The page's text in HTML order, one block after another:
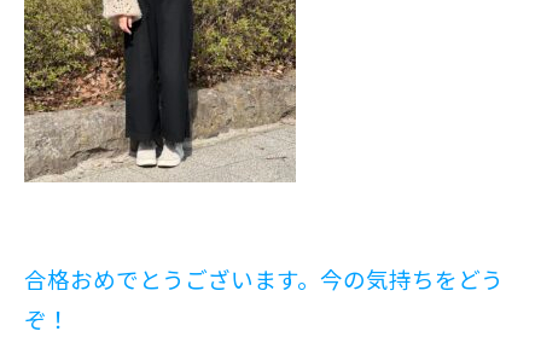
合格おめでとうございます。今の気持ちをどう
ぞ！